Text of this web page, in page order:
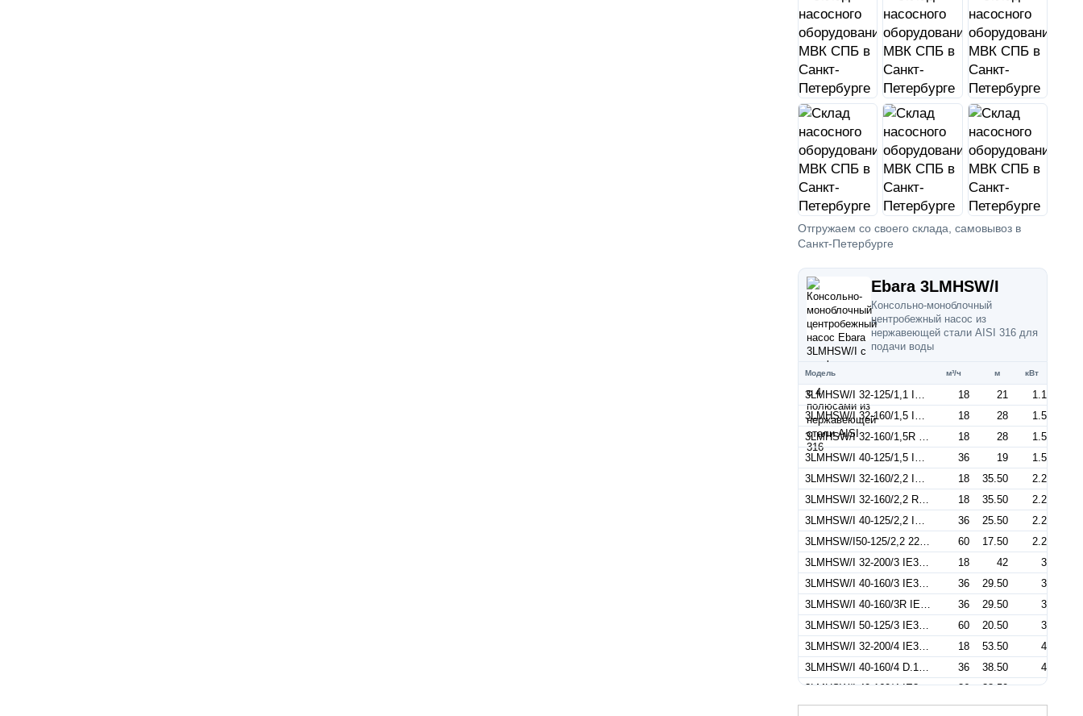
Отгружаем со своего склада, самовывоз в
Санкт-Петербурге
Ebara 3LMHSW/I
Консольно-моноблочный
центробежный насос из
нержавеющей стали AISI 316 для
подачи воды
Модель м³/ч м кВт
3LMHSW/I 32-125/1,1 IE3 (Артикул 1302209304I) 18 21
1.1
3LMHSW/I 32-160/1,5 IE3 (Артикул 1302209604I)
18 28
1.5
3LMHSW/I 32-160/1,5R IE3 (Артикул 1302209104I)
18 28
1.5
3LMHSW/I 40-125/1,5 IE3 (Артикул 1322379104I)
36 19
1.5
3LMHSW/I 32-160/2,2 IE3 (Артикул 1302309104I)
18 35.50
2.2
3LMHSW/I 32-160/2,2 R IE3 (Артикул 1302309304I)
18 35.50
2.2
3LMHSW/I 40-125/2,2 IE3 (Артикул 1322279104I)
36 25.50
2.2
3LMHSW/I50-125/2,2 220/380-50IE3 (Артикул 1332509104I)
60 17.50
2.2
3LMHSW/I 32-200/3 IE3 (Артикул 1312409104I)
18 42
3
3LMHSW/I 40-160/3 IE3 (Артикул 1322409604I)
36 29.50
3
3LMHSW/I 40-160/3R IE3 (Артикул 1322409204I)
36 29.50
3
3LMHSW/I 50-125/3 IE3 (Артикул 1332559104I)
60 20.50
3
3LMHSW/I 32-200/4 IE3 (Артикул 1312559104I)
18 53.50
4
3LMHSW/I 40-160/4 D.151 IE3 (Артикул 1322559304I)
36 38.50
4
3LMHSW/I 40-160/4 IE3 (Артикул 1322559104I)
36 38.50
3LMHSW/I 50-125/4 IE3 (Артикул 1332409104I)
60 20.50
4